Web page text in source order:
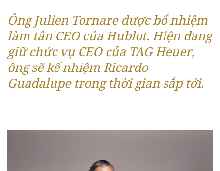
Ông Julien Tornare được bổ nhiệm
làm tân CEO của Hublot. Hiện đang
giữ chức vụ CEO của TAG Heuer,
ông sẽ kế nhiệm Ricardo
Guadalupe trong thời gian sắp tới.